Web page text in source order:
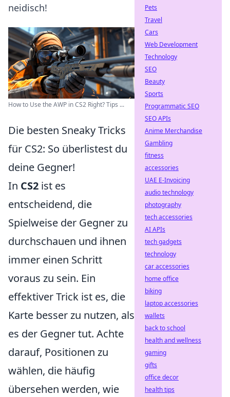
neidisch!
How to Use the AWP in CS2 Right? Tips ...
Die besten Sneaky Tricks
für CS2: So überlistest du
deine Gegner!
In CS2 ist es
entscheidend, die
Spielweise der Gegner zu
durchschauen und ihnen
immer einen Schritt
voraus zu sein. Ein
effektiver Trick ist es, die
Karte besser zu nutzen, als
es der Gegner tut. Achte
darauf, Positionen zu
wählen, die häufig
übersehen werden, wie
Pets
Travel
Cars
Web Development
Technology
SEO
Beauty
Sports
Programmatic SEO
SEO APIs
Anime Merchandise
Gambling
fitness
accessories
UAE E-Invoicing
audio technology
photography
tech accessories
AI APIs
tech gadgets
technology
car accessories
home office
biking
laptop accessories
wallets
back to school
health and wellness
gaming
gifts
office decor
health tips